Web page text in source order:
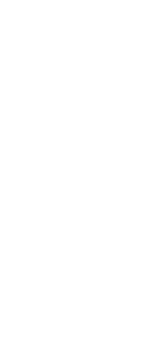
kaviareň, 2 ďalšie reštaurácie
vírivky, bankomat, fitness